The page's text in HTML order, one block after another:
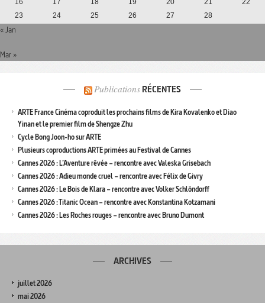
16
17 18 19 20 21
22
23
24 25 26 27 28
« Jan
Mar »
Publications RÉCENTES
ARTE France Cinéma coproduit les prochains films de Kira Kovalenko et Diao
Yinan et le premier film de Shengze Zhu
Cycle Bong Joon-ho sur ARTE
Plusieurs coproductions ARTE primées au Festival de Cannes
Cannes 2026 : L’Aventure rêvée – rencontre avec Valeska Grisebach
Cannes 2026 : Adieu monde cruel – rencontre avec Félix de Givry
Cannes 2026 : Le Bois de Klara – rencontre avec Volker Schlöndorff
Cannes 2026 : Titanic Ocean – rencontre avec Konstantina Kotzamani
Cannes 2026 : Les Roches rouges – rencontre avec Bruno Dumont
ARCHIVES
juillet 2026
mai 2026